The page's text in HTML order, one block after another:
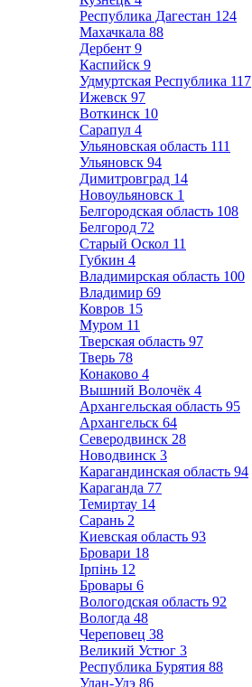
Республика Дагестан 124
Махачкала 88
Дербент 9
Каспийск 9
Удмуртская Республика 117
Ижевск 97
Воткинск 10
Сарапул 4
Ульяновская область 111
Ульяновск 94
Димитровград 14
Новоульяновск 1
Белгородская область 108
Белгород 72
Старый Оскол 11
Губкин 4
Владимирская область 100
Владимир 69
Ковров 15
Муром 11
Тверская область 97
Тверь 78
Конаково 4
Вышний Волочёк 4
Архангельская область 95
Архангельск 64
Северодвинск 28
Новодвинск 3
Карагандинская область 94
Караганда 77
Темиртау 14
Сарань 2
Киевская область 93
Бровари 18
Ірпінь 12
Бровары 6
Вологодская область 92
Вологда 48
Череповец 38
Великий Устюг 3
Республика Бурятия 88
Улан-Удэ 86